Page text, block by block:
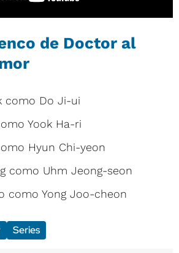
de Doctor al
como Do Ji-ui
Yook Ha-ri
Hyun Chi-yeon
como Uhm Jeong-seon
como Yong Joo-cheon
Series